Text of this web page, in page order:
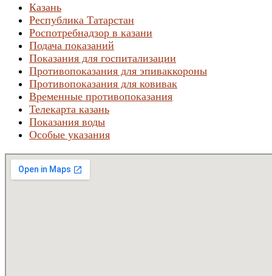
Казань
Республика Татарстан
Роспотребнадзор в казани
Подача показаний
Показания для госпитализации
Противопоказания для эпиваккороны
Противопоказания для ковивак
Временные противопоказания
Телекарта казань
Показания воды
Особые указания